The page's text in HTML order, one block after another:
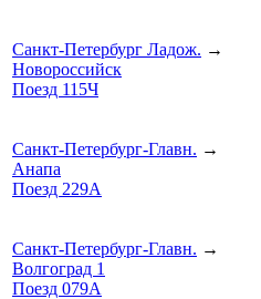
Санкт-Петербург Ладож. →
Новороссийск
Поезд 115Ч
Санкт-Петербург-Главн. →
Анапа
Поезд 229А
Санкт-Петербург-Главн. →
Волгоград 1
Поезд 079А